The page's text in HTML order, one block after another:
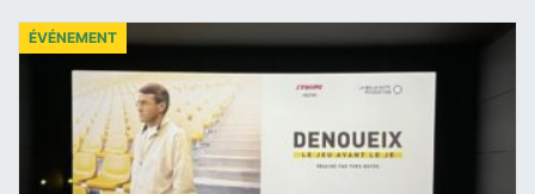
ÉVÉNEMENT